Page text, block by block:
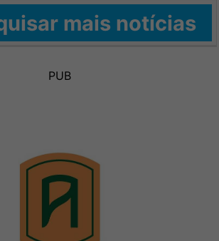
mais notícias
PUB